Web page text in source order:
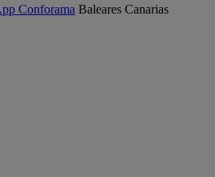
Conforama Baleares Canarias